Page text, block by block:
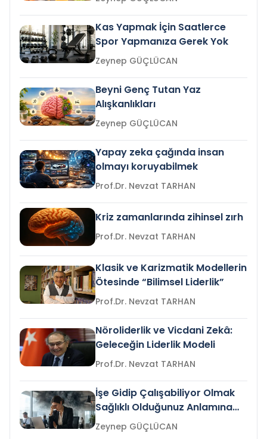
Kas Yapmak İçin Saatlerce
Spor Yapmanıza Gerek Yok
Zeynep GÜÇLÜCAN
Beyni Genç Tutan Yaz
Alışkanlıkları
Zeynep GÜÇLÜCAN
Yapay zeka çağında insan
olmayı koruyabilmek
Prof.Dr. Nevzat TARHAN
Kriz zamanlarında zihinsel zırh
Prof.Dr. Nevzat TARHAN
Klasik ve Karizmatik Modellerin
Ötesinde “Bilimsel Liderlik”
Prof.Dr. Nevzat TARHAN
Nöroliderlik ve Vicdani Zekâ:
Geleceğin Liderlik Modeli
Prof.Dr. Nevzat TARHAN
İşe Gidip Çalışabiliyor Olmak
Sağlıklı Olduğunuz Anlamına
Gelir mi?Zeynep GÜÇLÜCAN